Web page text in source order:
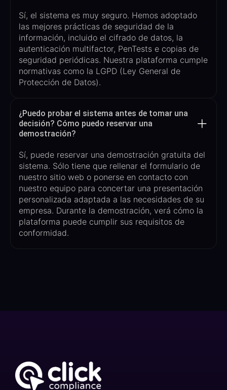
Sí, el sistema es muy seguro. Hemos adoptado
las mejores prácticas de seguridad de la
información, incluido el cifrado de datos, la
autenticación multifactor, PenTests e copias de
seguridad periódicas. Nuestra plataforma cumple
normativas como la LGPD (Ley General de
Protección de Datos).
¿Puedo probar el sistema antes de tomar una
decisión? Cómo puedo reservar una
demostración?
Sí, puede reservar una demostración gratuita del
sistema. Sólo tiene que rellenar el formulario de
nuestro sitio web o ponerse en contacto con
nuestro equipo para concertar una presentación
personalizada adaptada a las necesidades de su
empresa. Durante la demostración, verá cómo la
plataforma puede cumplir sus requisitos de
conformidad.